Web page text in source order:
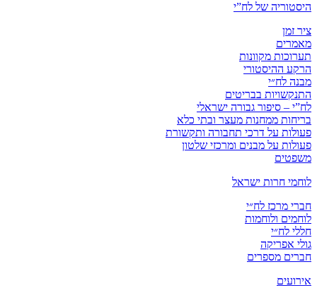
היסטוריה של לח”י
ציר זמן
מאמרים
תערוכות מקוונות
הרקע ההיסטורי
מבנה לח״י
התנקשויות בבריטים
לח”י – סיפור גבורה ישראלי
בריחות ממחנות מעצר ובתי כלא
פעולות על דרכי תחבורה ותקשורת
פעולות על מבנים ומרכזי שלטון
משפטים
לוחמי חרות ישראל
חברי מרכז לח״י
לוחמים ולוחמות
חללי לח״י
גולי אפריקה
חברים מספרים
אירועים